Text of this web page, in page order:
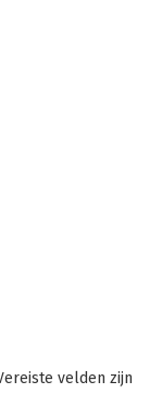
velden zijn